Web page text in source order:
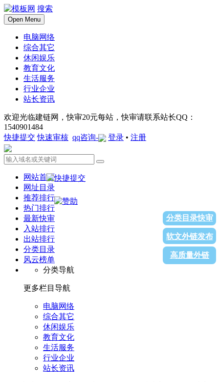
搜索
Open Menu
电脑网络
综合其它
休闲娱乐
教育文化
生活服务
行业企业
站长资讯
欢迎光临建链网，快审20元每站，快审请联系站长QQ：
1540901484
快捷提交 快速审核 qq咨询- 登录 • 注册
网站首页
网址目录
推荐排行
热门排行
最新快审
入站排行
出站排行
分类目录
风云榜单
分类导航
更多栏目导航
电脑网络
综合其它
休闲娱乐
教育文化
生活服务
行业企业
站长资讯
分类目录快审
软文外链发布
高质量外链